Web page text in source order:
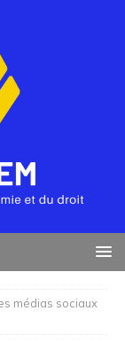
médias sociaux